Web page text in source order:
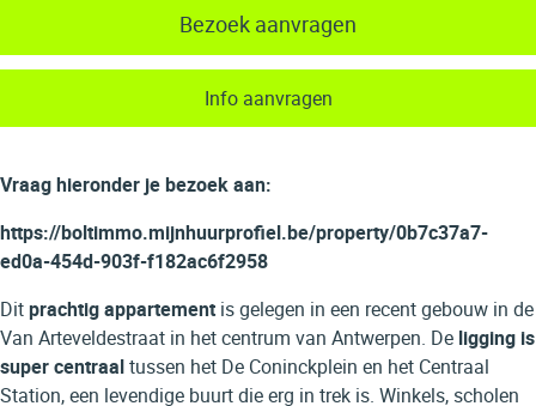
Bezoek aanvragen
Info aanvragen
Vraag hieronder je bezoek aan:
https://boltimmo.mijnhuurprofiel.be/property/0b7c37a7-
ed0a-454d-903f-f182ac6f2958
Ditprachtig appartementis gelegen in een recent gebouw in de
Van Arteveldestraat in het centrum van Antwerpen. De ligging is
super centraaltussen het De Coninckplein en het Centraal
Station, een levendige buurt die erg in trek is. Winkels, scholen